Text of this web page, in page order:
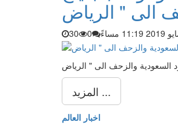
0
30
المزيد ...
اخبار العالم